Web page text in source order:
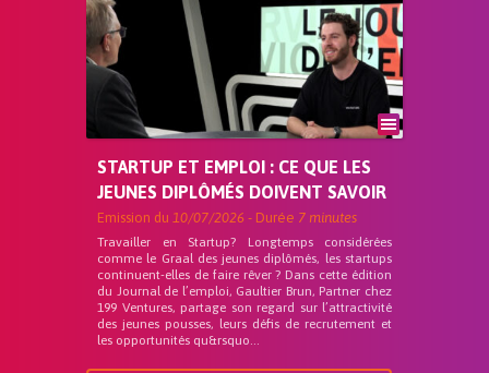
STARTUP ET EMPLOI : CE QUE LES
JEUNES DIPLÔMÉS DOIVENT SAVOIR
Emission du 10/07/2026 - Durée 7 minutes
Travailler en Startup? Longtemps considérées
comme le Graal des jeunes diplômés, les startups
continuent-elles de faire rêver ? Dans cette édition
du Journal de l’emploi, Gaultier Brun, Partner chez
199 Ventures, partage son regard sur l’attractivité
des jeunes pousses, leurs défis de recrutement et
les opportunités qu&rsquo...